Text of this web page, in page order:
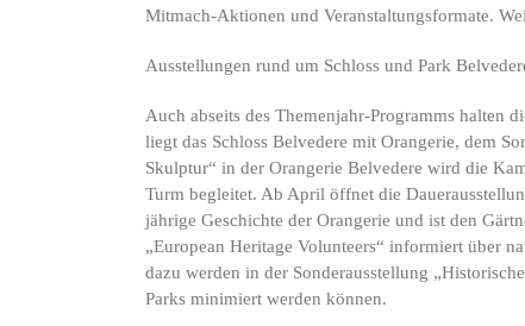
Mitmach-Aktionen und Veranstaltungsformate.
Ausstellungen rund um Schloss und Park
Auch abseits des Themenjahr-Programms halten
liegt das Schloss Belvedere mit Orangerie, dem
Skulptur“ in der Orangerie Belvedere wird die
Turm begleitet. Ab April öffnet die
jährige Geschichte der Orangerie und ist den
„European Heritage Volunteers“ informiert über
dazu werden in der Sonderausstellung
Parks minimiert werden können.